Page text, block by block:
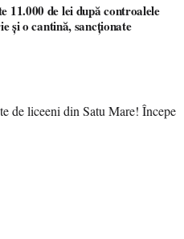
11.000 de lei după controalele
și o cantină, sancționate